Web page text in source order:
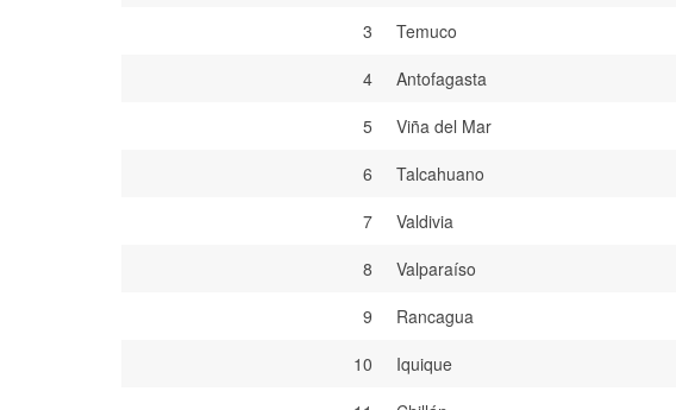
3
Temuco
4
Antofagasta
5
Viña del Mar
6
Talcahuano
7
Valdivia
8
Valparaíso
9
Rancagua
10
Iquique